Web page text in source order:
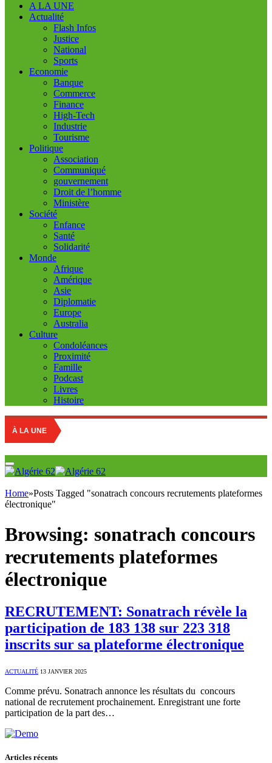
A LA UNE
Actualité
Flash Infos
Justice
National
Sports
Economie
Banque
Commerce
Finance
High-Tech
Industrie
Tourisme
Politique
Association
Communiqué
gouvernement
Droit de l’homme
Ministère
Société
Enfance
Santé
Solidarité
Monde
Afrique
Amérique
Asie
Diplomatie
Europe
Australia
Culture
Condoléances
Proximité
Famille
Podcast
Livres
Histoire
À LA UNE
Home»Posts Tagged "sonatrach concours recrutements plateformes
électronique"
Browsing: sonatrach concours
recrutements plateformes
électronique
RECRUTEMENT: Sonatrach révèle la
participation de 183 138 sur 223 318
inscrits sur sa plateforme électronique
ACTUALITÉ 13 JANVIER 2025
Comme prévu. Sonatrach annonce les résultats du concours
national de recrutement prochainement. Enregistrant une forte
participation de la part des…
Articles récents